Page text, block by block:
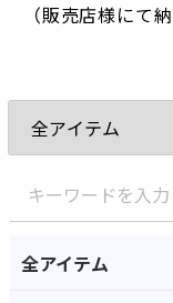
（販売店様にて
全アイテム